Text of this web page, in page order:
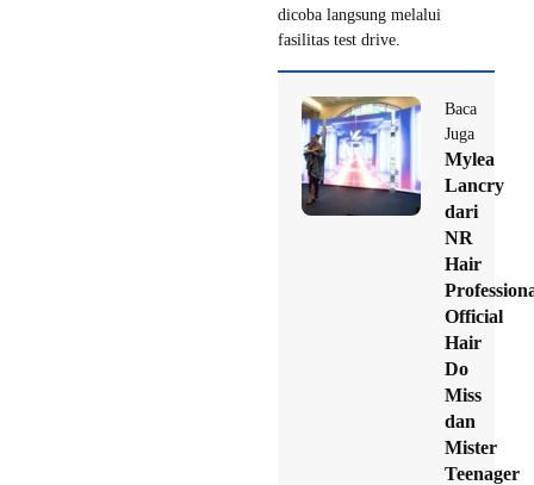
dicoba langsung melalui
fasilitas test drive.
Baca
Juga
Mylea
Lancry
dari
NR
Hair
Official
Hair
Do
Miss
dan
Mister
Teenager